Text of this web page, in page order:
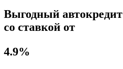
Выгодный автокредит
со ставкой от
4.9%